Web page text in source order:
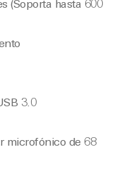
(Soporta hasta 600
3.0
microfónico de 68